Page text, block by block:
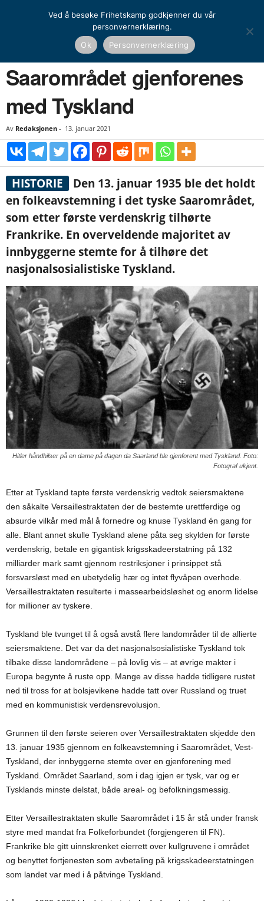
Dagens historiske Saarområdet gjenforenes med Tyskland
DAGENS HISTORISKE EUROPEISK HISTORIE
Saarområdet gjenforenes
med Tyskland
Av Redaksjonen - 13. januar 2021
HISTORIE
Den 13. januar 1935 ble det holdt
en folkeavstemning i det tyske Saarområdet,
som etter første verdenskrig tilhørte
Frankrike. En overveldende majoritet av
innbyggerne stemte for å tilhøre det
nasjonalsosialistiske Tyskland.
Hitler håndhilser på en dame på dagen da Saarland ble gjenforent med Tyskland. Foto:
Fotograf ukjent.
Etter at Tyskland tapte første verdenskrig vedtok seiersmaktene
den såkalte Versaillestraktaten der de bestemte urettferdige og
absurde vilkår med mål å fornedre og knuse Tyskland én gang for
alle. Blant annet skulle Tyskland alene påta seg skylden for første
verdenskrig, betale en gigantisk krigsskadeerstatning på 132
milliarder mark samt gjennom restriksjoner i prinsippet stå
forsvarsløst med en ubetydelig hær og intet flyvåpen overhode.
Versaillestraktaten resulterte i massearbeidsløshet og enorm lidelse
for millioner av tyskere.
Tyskland ble tvunget til å også avstå flere landområder til de allierte
seiersmaktene. Det var da det nasjonalsosialistiske Tyskland tok
tilbake disse landområdene – på lovlig vis – at øvrige makter i
Europa begynte å ruste opp. Mange av disse hadde tidligere rustet
ned til tross for at bolsjevikene hadde tatt over Russland og truet
med en kommunistisk verdensrevolusjon.
Grunnen til den første seieren over Versaillestraktaten skjedde den
13. januar 1935 gjennom en folkeavstemning i Saarområdet, Vest-
Tyskland, der innbyggerne stemte over en gjenforening med
Tyskland. Området Saarland, som i dag igjen er tysk, var og er
Tysklands minste delstat, både areal- og befolkningsmessig.
Etter Versaillestraktaten skulle Saarområdet i 15 år stå under fransk
styre med mandat fra Folkeforbundet (forgjengeren til FN).
Frankrike ble gitt uinnskrenket eierrett over kullgruvene i området
og benyttet fortjenesten som avbetaling på krigsskadeerstatningen
som landet var med i å påtvinge Tyskland.
Ved å besøke Frihetskamp godkjenner du vår
personvernerklæring.
Ok
Personvernerklæring